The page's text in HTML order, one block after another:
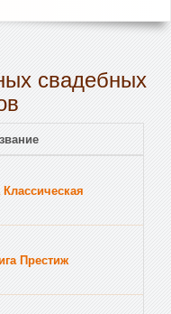
свадебных
Престиж